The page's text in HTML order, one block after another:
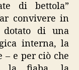
di bettola”
convivere in
dotato di una
interna, la
– e per ciò che